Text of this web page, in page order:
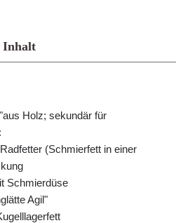
Inhalt
Holz; sekundär für
(Schmierfett in einer
Schmierdüse
Agil"